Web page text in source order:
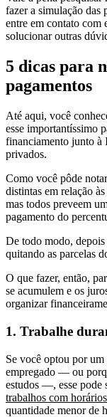
fazer a simulação das
entre em contato com
solucionar outras
5 dicas para
pagamentos
Até aqui, você
esse importantíssimo
financiamento junto à
privados.
Como você pôde
distintas em relação
mas todos preveem
pagamento do
De todo modo, depois
quitando as parcelas
O que fazer, então,
se acumulem e os
organizar
1. Trabalhe
Se você optou por
empregado — ou
estudos —, esse pode
trabalhos com
quantidade menor de